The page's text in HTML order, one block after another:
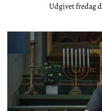
Udgivet fredag